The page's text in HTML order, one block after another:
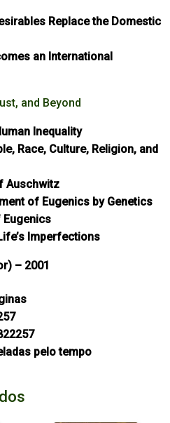
Replace the Domestic
an International
and Beyond
Inequality
Race, Culture, Religion, and
Auschwitz
of Eugenics by Genetics
Imperfections
– 2001
pelo tempo